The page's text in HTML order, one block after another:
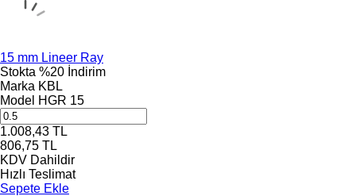
15 mm Lineer Ray
Stokta %20 İndirim
Marka KBL
Model HGR 15
1.008,43 TL
806,75 TL
KDV Dahildir
Hızlı Teslimat
Sepete Ekle